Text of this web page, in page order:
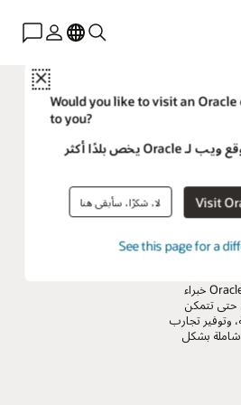
Close
Would you like to visit an
to you?
هل ترغب في زيارة موقع ويب لـ Oracle يخص بلدًا أكثر
Visit لا، شكرًا، سأبقى هنا
See this page for a
بين الشركة
الذاتية
توحد Oracle Fusion Cloud Service خبراء
حتى تتمكن
وتوفير تجارب
شاملة بشكل